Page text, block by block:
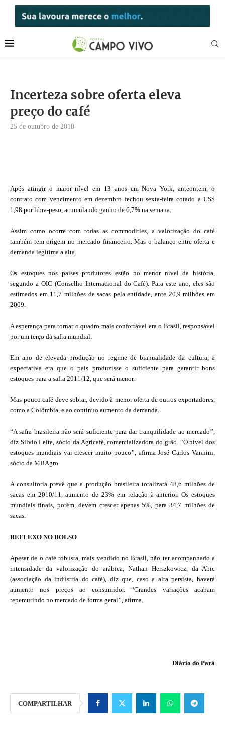
Incerteza sobre oferta eleva
preço do café
25 de outubro de 2010
Após atingir o maior nível em 13 anos em Nova York, anteontem, o
contrato com vencimento em dezembro fechou sexta-feira cotado a US$
1,98 por libra-peso, acumulando ganho de 6,7% na semana.
Assim como ocorre com todas as commodities, a valorização do café
também tem origem no mercado financeiro. Mas o balanço entre oferta e
demanda legitima a alta.
Os estoques nos países produtores estão no menor nível da história,
segundo a OIC (Conselho Internacional do Café). Para este ano, eles são
estimados em 11,7 milhões de sacas pela entidade, ante 20,9 milhões em
2009.
A esperança para tornar o quadro mais confortável era o Brasil, responsável
por um terço da safra mundial.
Em ano de elevada produção no regime de bianualidade da cultura, a
expectativa era que o país produzisse o suficiente para garantir bons
estoques para a safra 2011/12, que será menor.
Mas pouco café deve sobrar, devido à menor oferta de outros exportadores,
como a Colômbia, e ao contínuo aumento da demanda.
“A safra brasileira não será suficiente para dar tranquilidade ao mercado’’,
diz Silvio Leite, sócio da Agricafé, comercializadora do grão. “O nível dos
estoques mundiais vai crescer muito pouco’’, afirma José Carlos Vannini,
sócio da MBAgro.
A consultoria prevê que a produção brasileira totalizará 48,6 milhões de
sacas em 2010/11, aumento de 23% em relação à anterior. Os estoques
mundiais finais, porém, devem crescer apenas 5%, para 34,7 milhões de
sacas.
REFLEXO NO BOLSO
Apesar de o café robusta, mais vendido no Brasil, não ter acompanhado a
intensidade da valorização do arábica, Nathan Herszkowicz, da Abic
(associação da indústria do café), diz que, caso a alta persista, haverá
aumento nos preços ao consumidor. “Grandes variações acabam
repercutindo no mercado de forma geral’’, afirma.
Diário do Pará
COMPARTILHAR